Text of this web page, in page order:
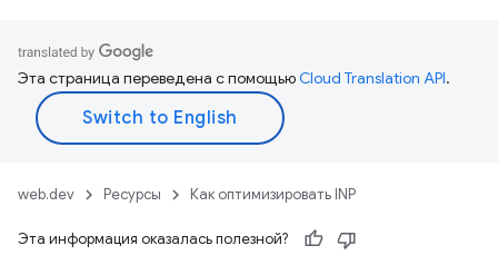
Эта страница переведена с помощьюCloud Translation API.
web.dev Ресурсы Как оптимизировать INP
Эта информация оказалась полезной?